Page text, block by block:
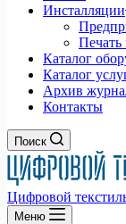
Инсталляции
Печать
Каталог
Каталог
Архив
Контакты
Поиск
Цифровой
Меню